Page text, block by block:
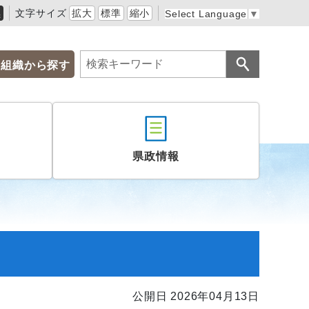
文字サイズ 拡大 標準 縮小 Select Language ▼
組織から探す
県政情報
公開日 2026年04月13日